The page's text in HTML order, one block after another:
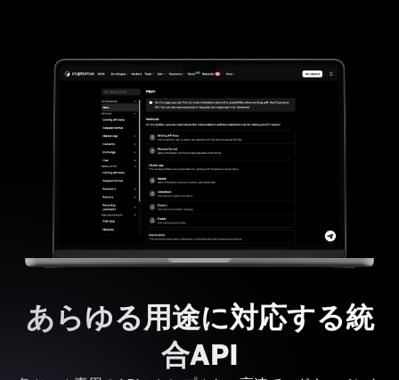
あらゆる用途に対応する統
合API